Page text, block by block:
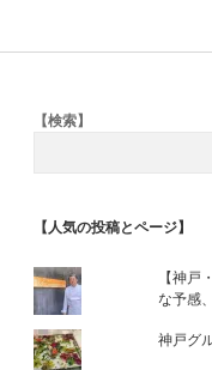
性
承、
リ
ル
Sidebar
【検索】
【人気の投稿とページ】
【神
な予感
神戸グ